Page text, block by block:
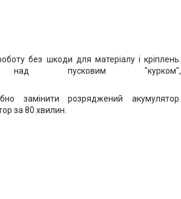
без шкоди для матеріалу і кріплень.
пусковим "курком",
замінити розряджений акумулятор.
за 80 хвилин.